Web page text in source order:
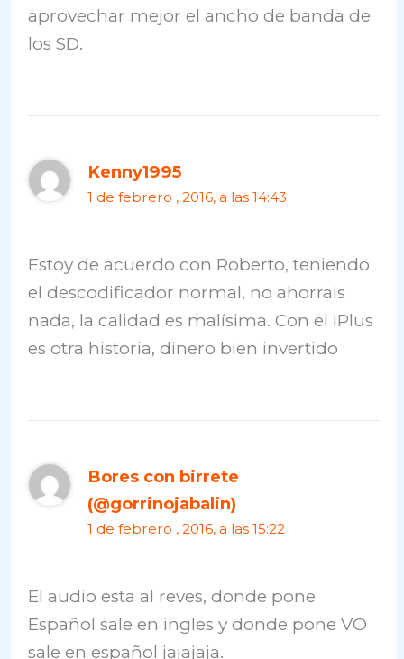
aprovechar mejor el ancho de banda de
los SD.
Kenny1995
1 de febrero , 2016, a las 14:43
Estoy de acuerdo con Roberto, teniendo
el descodificador normal, no ahorrais
nada, la calidad es malísima. Con el iPlus
es otra historia, dinero bien invertido
Bores con birrete
(@gorrinojabalin)
1 de febrero , 2016, a las 15:22
El audio esta al reves, donde pone
Español sale en ingles y donde pone VO
sale en español jajajaja.